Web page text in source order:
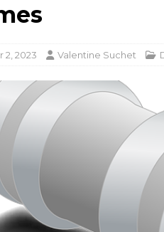
2, 2023 Valentine Suchet